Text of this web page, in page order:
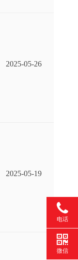
2025-05-26
2025-05-19
电话
微信